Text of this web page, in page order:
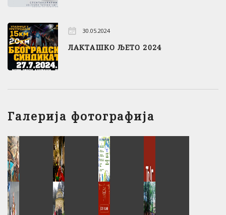
30.05.2024
ЛАКТАШКО ЉЕТО 2024
Галерија фотографија